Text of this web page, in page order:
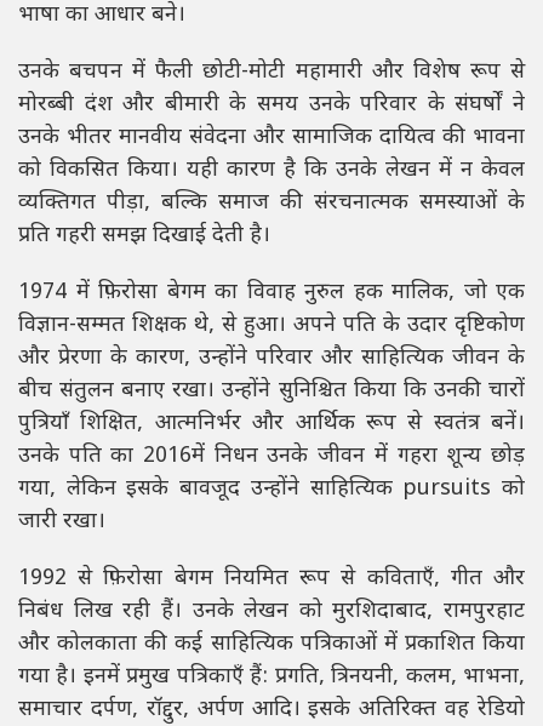
भाषा का आधार बने।
उनके बचपन में फैली छोटी-मोटी महामारी और विशेष रूप से
मोरब्बी दंश और बीमारी के समय उनके परिवार के संघर्षों ने
उनके भीतर मानवीय संवेदना और सामाजिक दायित्व की भावना
को विकसित किया। यही कारण है कि उनके लेखन में न केवल
व्यक्तिगत पीड़ा, बल्कि समाज की संरचनात्मक समस्याओं के
प्रति गहरी समझ दिखाई देती है।
1974 में फ़िरोसा बेगम का विवाह नुरुल हक मालिक, जो एक
विज्ञान-सम्मत शिक्षक थे, से हुआ। अपने पति के उदार दृष्टिकोण
और प्रेरणा के कारण, उन्होंने परिवार और साहित्यिक जीवन के
बीच संतुलन बनाए रखा। उन्होंने सुनिश्चित किया कि उनकी चारों
पुत्रियाँ शिक्षित, आत्मनिर्भर और आर्थिक रूप से स्वतंत्र बनें।
उनके पति का 2016में निधन उनके जीवन में गहरा शून्य छोड़
गया, लेकिन इसके बावजूद उन्होंने साहित्यिक pursuits को
जारी रखा।
1992 से फ़िरोसा बेगम नियमित रूप से कविताएँ, गीत और
निबंध लिख रही हैं। उनके लेखन को मुरशिदाबाद, रामपुरहाट
और कोलकाता की कई साहित्यिक पत्रिकाओं में प्रकाशित किया
गया है। इनमें प्रमुख पत्रिकाएँ हैं: प्रगति, त्रिनयनी, कलम, भाभना,
समाचार दर्पण, रॉद्दुर, अर्पण आदि। इसके अतिरिक्त वह रेडियो